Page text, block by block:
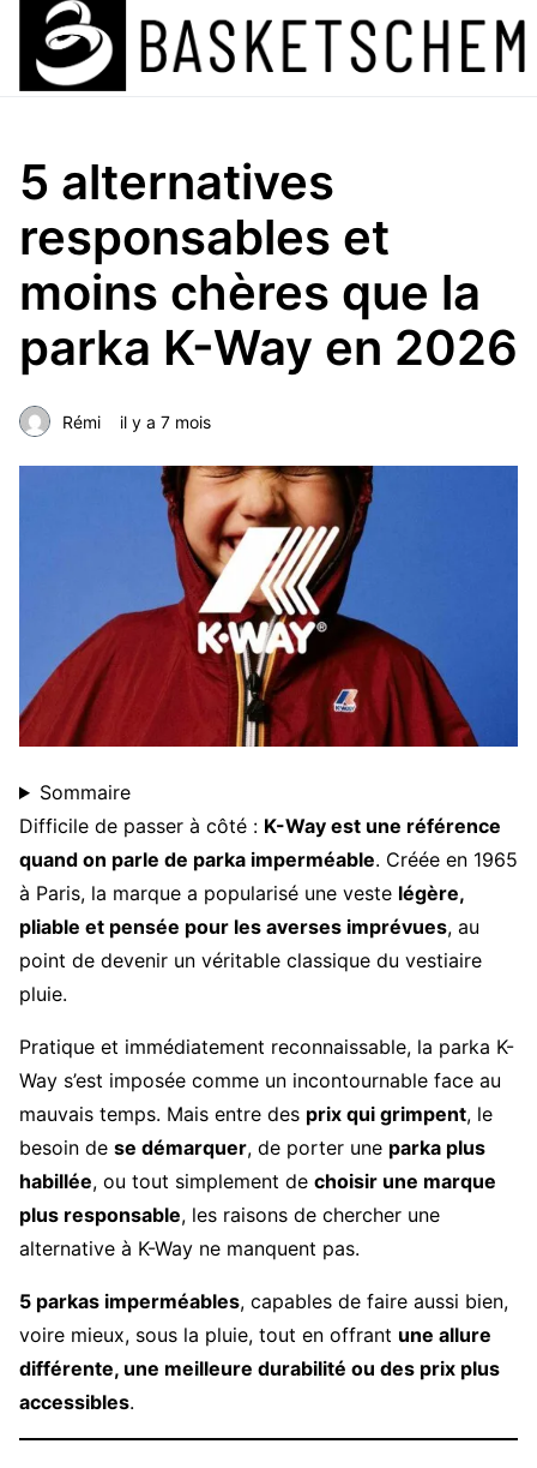
5 alternatives
responsables et
moins chères que la
parka K-Way en 2026
Rémi il y a 7 mois
Sommaire
Difficile de passer à côté : K-Way est une référence
quand on parle de parka imperméable. Créée en 1965
à Paris, la marque a popularisé une veste légère,
pliable et pensée pour les averses imprévues, au
point de devenir un véritable classique du vestiaire
pluie.
Pratique et immédiatement reconnaissable, la parka K-
Way s’est imposée comme un incontournable face au
mauvais temps. Mais entre des prix qui grimpent, le
besoin de se démarquer, de porter une parka plus
habillée, ou tout simplement de choisir une marque
plus responsable, les raisons de chercher une
alternative à K-Way ne manquent pas.
5 parkas imperméables, capables de faire aussi bien,
voire mieux, sous la pluie, tout en offrant une allure
différente, une meilleure durabilité ou des prix plus
accessibles.